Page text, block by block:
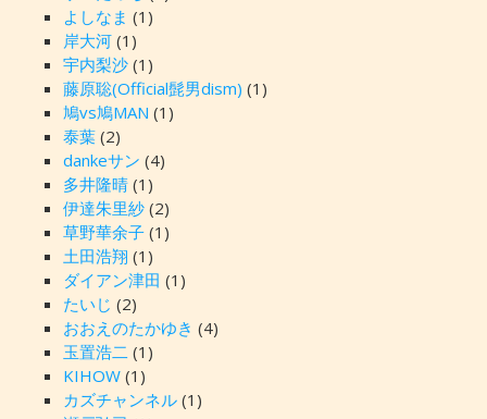
よしなま (1)
岸大河(1)
宇内梨沙(1)
藤原聡(Official髭男dism) (1)
鳩vs鳩MAN (1)
泰葉(2)
dankeサン (4)
多井隆晴(1)
伊達朱里紗(2)
草野華余子(1)
土田浩翔 (1)
ダイアン津田 (1)
たいじ (2)
おおえのたかゆき (4)
玉置浩二(1)
KIHOW(1)
カズチャンネル(1)